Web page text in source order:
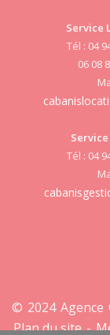
Service
Tél : 04
06 08
Tél : 04
© 2024 Agence
Plan du site-